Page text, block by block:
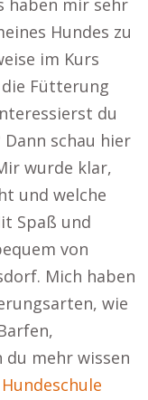
haben mir sehr
Hundes zu
im Kurs
Fütterung
du
schau hier
wurde klar,
und welche
Spaß und
von
Mich haben
wie
du mehr wissen
Hundeschule